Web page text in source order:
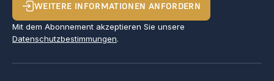
WEITERE INFORMATIONEN ANFORDERN
Mit dem Abonnement akzeptieren Sie unsere
Datenschutzbestimmungen.